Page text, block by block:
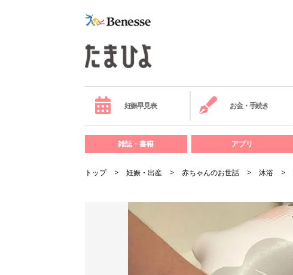
妊娠早見表 お金・手続き
雑誌・書籍 アプリ
トップ 妊娠・出産 赤ちゃんのお世話 沐浴